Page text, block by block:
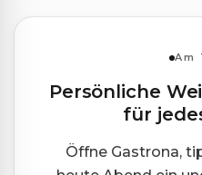
Am
Persönliche
für
Öffne Gastrona,